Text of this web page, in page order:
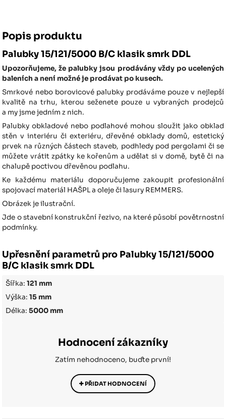
Popis produktu
Palubky 15/121/5000 B/C klasik smrk DDL
Upozorňujeme, že palubky jsou prodávány vždy po ucelených
baleních a není možné je prodávat po kusech.
Smrkové nebo borovicové palubky prodáváme pouze v nejlepší
kvalitě na trhu, kterou seženete pouze u vybraných prodejců
a my jsme jedním z nich.
Palubky obkladové nebo podlahové mohou sloužit jako obklad
stěn v interiéru či exteriéru, dřevěné obklady domů, estetický
prvek na různých částech staveb, podhledy pod pergolami či se
můžete vrátit zpátky ke kořenům a udělat si v domě, bytě či na
chalupě poctivou dřevěnou podlahu.
Ke každému materiálu doporučujeme zakoupit profesionální
spojovací materiál HAŠPL a oleje či lasury REMMERS.
Obrázek je ilustrační.
Jde o stavební konstrukční řezivo, na které působí povětrnostní
podmínky.
Upřesnění parametrů pro Palubky 15/121/5000
B/C klasik smrk DDL
Šířka:121 mm
Výška:15 mm
Délka:5000 mm
Hodnocení zákazníky
Zatím nehodnoceno, buďte první!
PŘIDAT HODNOCENÍ